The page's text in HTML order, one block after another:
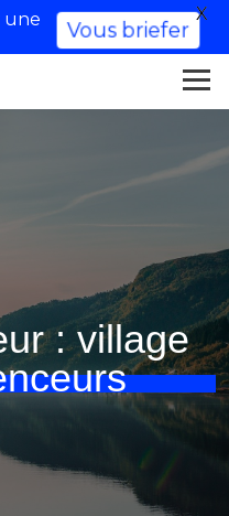
:village
une
Vous briefer
X